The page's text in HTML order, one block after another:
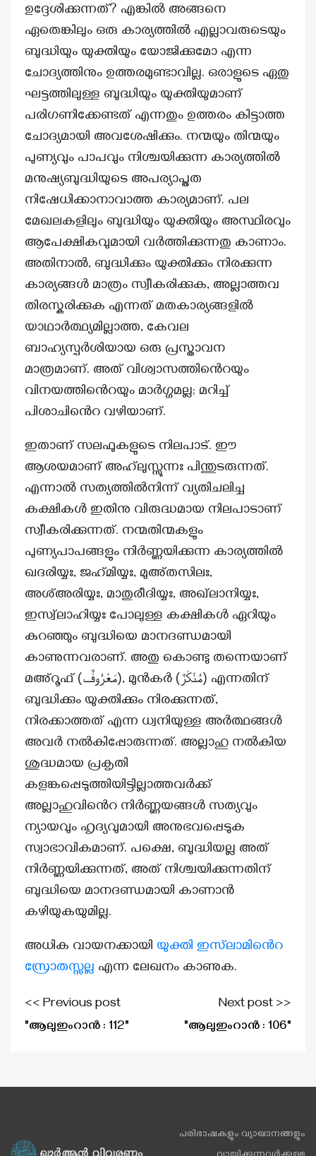
ഉദ്ദേശിക്കുന്നത്? എങ്കിൽ അങ്ങനെ
ഏതെങ്കിലും ഒരു കാര്യത്തിൽ എല്ലാവരുടെയും
ബുദ്ധിയും യുക്തിയും യോജിക്കുമോ എന്ന
ചോദ്യത്തിനും ഉത്തരമുണ്ടാവില്ല. ഒരാളുടെ ഏതു
ഘട്ടത്തിലുള്ള ബുദ്ധിയും യുക്തിയുമാണ്
പരിഗണിക്കേണ്ടത് എന്നതും ഉത്തരം കിട്ടാത്ത
ചോദ്യമായി അവശേഷിക്കും. നന്മയും തിന്മയും
പുണ്യവും പാപവും നിശ്ചയിക്കുന്ന കാര്യത്തിൽ
മനുഷ്യബുദ്ധിയുടെ അപര്യാപ്തത
നിഷേധിക്കാനാവാത്ത കാര്യമാണ്. പല
മേഖലകളിലും ബുദ്ധിയും യുക്തിയും അസ്ഥിരവും
ആപേക്ഷികവുമായി വർത്തിക്കുന്നതു കാണാം.
അതിനാൽ, ബുദ്ധിക്കും യുക്തിക്കും നിരക്കുന്ന
കാര്യങ്ങൾ മാത്രം സ്വീകരിക്കുക, അല്ലാത്തവ
തിരസ്കരിക്കുക എന്നത് മതകാര്യങ്ങളിൽ
യാഥാർത്ഥ്യമില്ലാത്ത, കേവല
ബാഹ്യസ്പർശിയായ ഒരു പ്രസ്താവന
മാത്രമാണ്. അത് വിശ്വാസത്തിൻെറയും
വിനയത്തിൻെറയും മാർഗ്ഗമല്ല; മറിച്ച്
പിശാചിൻെറ വഴിയാണ്.
ഇതാണ് സലഫുകളുടെ നിലപാട്. ഈ
ആശയമാണ് അഹ്‌ലുസ്സുന്നഃ പിന്തുടരുന്നത്.
എന്നാൽ സത്യത്തിൽനിന്ന് വ്യതിചലിച്ച
കക്ഷികൾ ഇതിനു വിരുദ്ധമായ നിലപാടാണ്
സ്വീകരിക്കുന്നത്. നന്മതിന്മകളും
പുണ്യപാപങ്ങളും നിർണ്ണയിക്കുന്ന കാര്യത്തിൽ
ഖദരിയ്യഃ, ജഹ്‌മിയ്യഃ, മുഅ്തസിലഃ,
അശ്അരിയ്യഃ, മാതുരീദിയ്യഃ, അഖ്‌ലാനിയ്യഃ,
ഇസ്വ്‌ലാഹിയ്യഃ പോലുള്ള കക്ഷികൾ ഏറിയും
കുറഞ്ഞും ബുദ്ധിയെ മാനദണ്ഡമായി
കാണുന്നവരാണ്. അതു കൊണ്ടു തന്നെയാണ്
മഅ്റൂഫ് (مَعْرُوفٌ), മുൻകർ (مُنْكَرٌ) എന്നതിന്
ബുദ്ധിക്കും യുക്തിക്കും നിരക്കുന്നത്,
നിരക്കാത്തത് എന്ന ധ്വനിയുള്ള അർത്ഥങ്ങൾ
അവർ നൽകിപ്പോരുന്നത്. അല്ലാഹു നൽകിയ
ശുദ്ധമായ പ്രകൃതി
കളങ്കപ്പെടുത്തിയിട്ടില്ലാത്തവർക്ക്
അല്ലാഹുവിൻെറ നിർണ്ണയങ്ങൾ സത്യവും
ന്യായവും ഹൃദ്യവുമായി അനുഭവപ്പെടുക
സ്വാഭാവികമാണ്. പക്ഷെ, ബുദ്ധിയല്ല അത്
നിർണ്ണയിക്കുന്നത്, അത് നിശ്ചയിക്കുന്നതിന്
ബുദ്ധിയെ മാനദണ്ഡമായി കാണാൻ
കഴിയുകയുമില്ല.
അധിക വായനക്കായി യുക്തി ഇസ്‌ലാമിൻെറ
സ്രോതസ്സല്ല എന്ന ലേഖനം കാണുക.
<< Previous post
"ആലുഇംറാൻ : 112"
Next post >>
"ആലുഇംറാൻ : 106"
പരിഭാഷകളും വ്യാഖാനങ്ങളും